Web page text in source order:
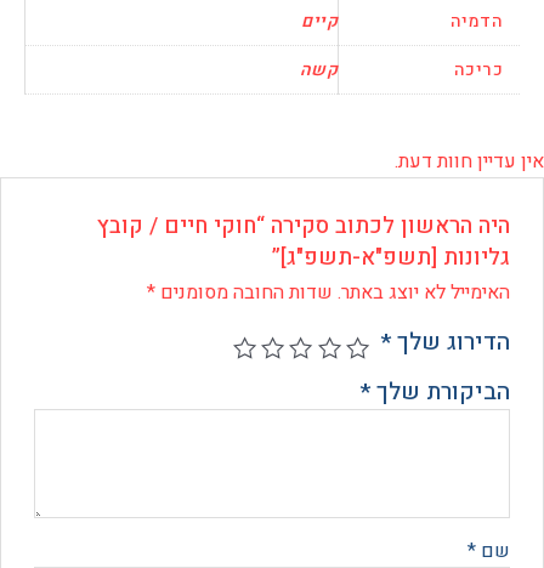
חוות דעת.
הראשון לכתוב סקירה “חוקי חיים / קובץ
[תשפ"א-תשפ"ג]”
לא יוצג באתר.שדות החובה מסומנים*
שלך*
שלך*